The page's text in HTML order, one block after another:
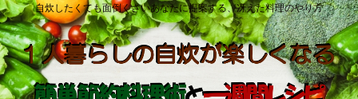
自炊したくても面倒くさいあなたに提案する、冴えた料理のやり方